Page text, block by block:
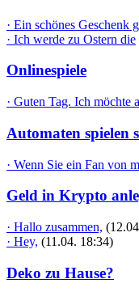
· Ein schönes Geschenk
· Ich werde zu Ostern die
Onlinespiele
· Guten Tag. Ich möchte
Automaten spielen
· Wenn Sie ein Fan von
Geld in Krypto
· Hallo zusammen,
· Hey, (11.04. 18:34)
Deko zu Hause?